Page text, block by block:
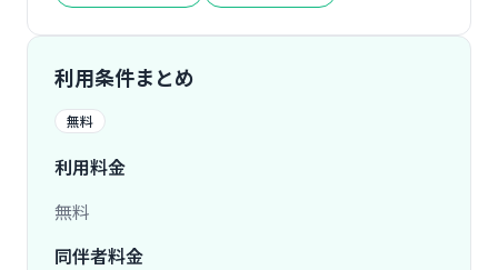
利用条件まとめ
無料
利用料金
無料
同伴者料金